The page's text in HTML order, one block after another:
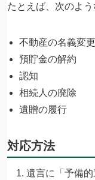
たとえば、次のよ
不動産の名義変
預貯金の解約
認知
相続人の廃除
遺贈の履行
対応方法
遺言に「予備